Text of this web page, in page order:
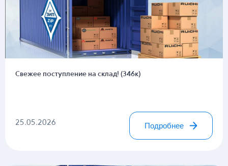
Свежее поступление на склад! (346к)
25.05.2026 Подробнее